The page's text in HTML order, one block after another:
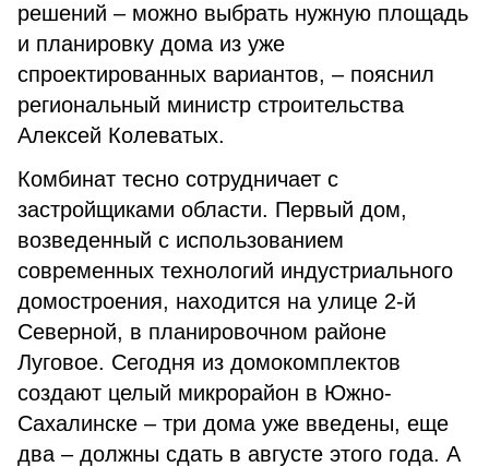
решений – можно выбрать нужную площадь
и планировку дома из уже
спроектированных вариантов, – пояснил
региональный министр строительства
Алексей Колеватых.
Комбинат тесно сотрудничает с
застройщиками области. Первый дом,
возведенный с использованием
современных технологий индустриального
домостроения, находится на улице 2-й
Северной, в планировочном районе
Луговое. Сегодня из домокомплектов
создают целый микрорайон в Южно-
Сахалинске – три дома уже введены, еще
два – должны сдать в августе этого года. А